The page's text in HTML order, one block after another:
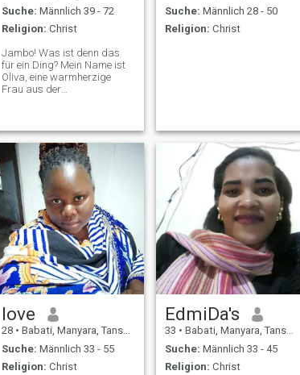
Suche: Männlich 39 - 72
Religion: Christ
Jambo! Was ist denn das
für ein Ding? Mein Name ist
Oliva, eine warmherzige
Frau aus der
Kilimanjaro. Ich genieße die
einfachen Freuden des
Lebens - Sonnenuntergänge
zu beobachten, gute Musik
zu hören, mit anderen zu
lachen und Zeit mit
Menschen zu verbringen, die
ein gutes Ich bin jemand, der
Ehrlichkeit, Respekt und tiefe
Beziehungen schätzt. Ich
glaube, Liebe sollte sich
friedlich anfühlen,
unterstützend und voller
kleiner Momente, die das
Leben strahlender machen.
In meiner Freizeit koche ich
gerne leckere Gerichte,
erkunde die Natur und lerne
etwas Neues über die Welt.
Freundschaft, Loyalität und
Suche: Männlich 28 - 50
Religion: Christ
love
28 • Babati, Manyara, Tansania
Suche: Männlich 33 - 55
Religion: Christ
EdmiDa's
33 • Babati, Manyara, Tansania
Suche: Männlich 33 - 45
Religion: Christ